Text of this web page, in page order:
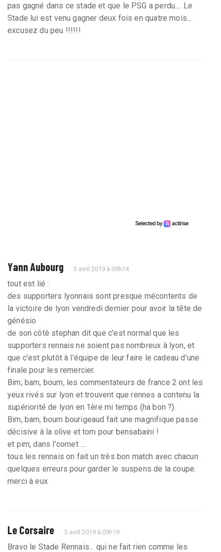
pas gagné dans ce stade et que le PSG a perdu.... Le
Stade lui est venu gagner deux fois en quatre mois...
excusez du peu !!!!!!
Yann Aubourg 3 avril 2019 à 09h14
tout est lié :
des supporters lyonnais sont presque mécontents de
la victoire de lyon vendredi dernier pour avoir la tête de
génésio
de son côté stephan dit que c’est normal que les
supporters rennais ne soient pas nombreux à lyon, et
que c’est plutôt à l’équipe de leur faire le cadeau d’une
finale pour les remercier.
Bim, bam, boum, les commentateurs de france 2 ont les
yeux rivés sur lyon et trouvent que rennes a contenu la
supériorité de lyon en 1ère mi temps (ha bon ?).
Bim, bam, boum bourigeaud fait une magnifique passe
décisive à la olive et tom pour bensabaini !
et pim, dans l’cornet ....
tous les rennais on fait un très bon match avec chacun
quelques erreurs pour garder le suspens de la coupe.
merci à eux
Le Corsaire 3 avril 2019 à 09h19
Bravo le Stade Rennais... qui ne fait rien comme les